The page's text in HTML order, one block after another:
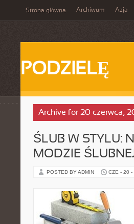
Strona główna Archiwum Azja
PODZIELĘ
Archive for 20 czerwca,
ŚLUB W STYLU:
MODZIE
POSTED BY ADMIN CZE - 20 -